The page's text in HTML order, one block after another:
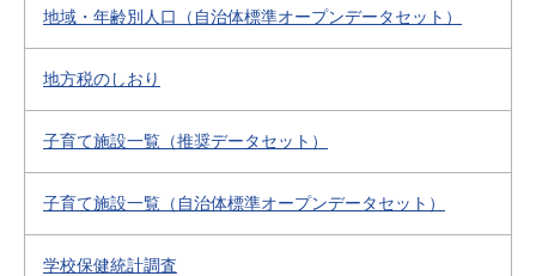
地域・年齢別人口（自治体標準オープンデータセット）
地方税のしおり
子育て施設一覧（推奨データセット）
子育て施設一覧（自治体標準オープンデータセット）
学校保健統計調査